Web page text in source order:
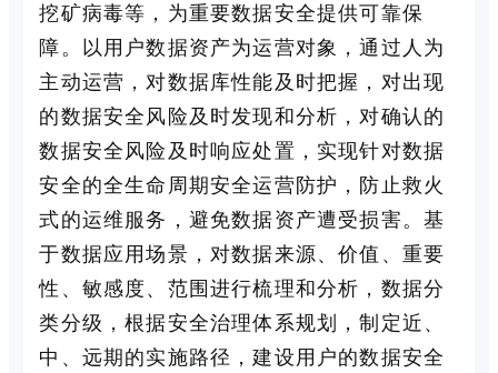
挖矿病毒等，为重要数据安全提供可靠保
障。以用户数据资产为运营对象，通过人为
主动运营，对数据库性能及时把握，对出现
的数据安全风险及时发现和分析，对确认的
数据安全风险及时响应处置，实现针对数据
安全的全生命周期安全运营防护，防止救火
式的运维服务，避免数据资产遭受损害。基
于数据应用场景，对数据来源、价值、重要
性、敏感度、范围进行梳理和分析，数据分
类分级，根据安全治理体系规划，制定近、
中、远期的实施路径，建设用户的数据安全